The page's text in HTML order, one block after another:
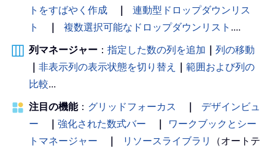
トをすばやく作成
｜
連動型ドロップダウンリス
ト
｜ 複数選択可能なドロップダウンリスト ....
列マネージャー ： 指定した数の列を追加 ｜ 列の移動
｜ 非表示列の表示状態を切り替え ｜ 範囲および列の
比較...
注目の機能： グリッドフォーカス ｜
デザインビュ
ー
｜ 強化された数式バー ｜
ワークブックとシー
トマネージャー
｜ リソースライブラリ
（オートテ